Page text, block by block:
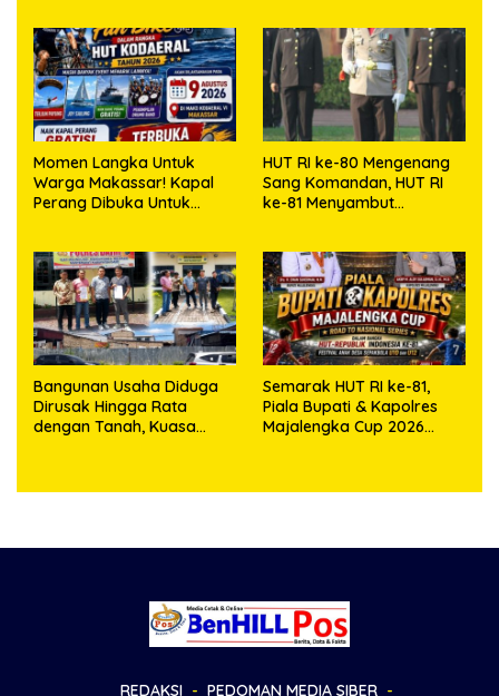
Momen Langka Untuk
Warga Makassar! Kapal
Perang Dibuka Untuk
HUT RI ke-80 Mengenang
Sang Komandan, HUT RI
ke-81 Menyambut
Bangunan Usaha Diduga
Dirusak Hingga Rata
dengan Tanah, Kuasa
Semarak HUT RI ke-81,
Piala Bupati & Kapolres
Majalengka Cup 2026
REDAKSI PEDOMAN MEDIA SIBER